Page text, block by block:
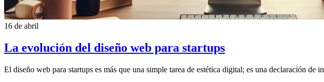
16 de abril
La evolución del diseño web para startups
El diseño web para startups es más que una simple tarea de estética digital; es una declaración